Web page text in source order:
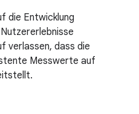
die Entwicklung
verlassen, dass die
Messwerte auf